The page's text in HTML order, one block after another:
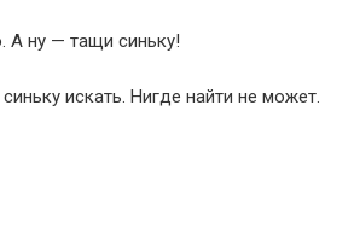
А ну — тащи синьку!
искать. Нигде найти не может.